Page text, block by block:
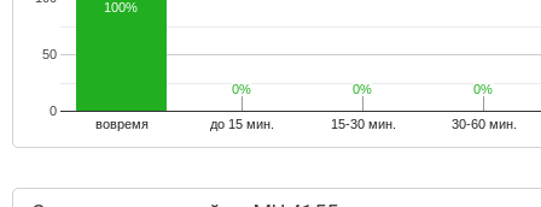
вовремя до 15 мин. 15-30 мин. 30-60 мин.
0
50
100%
0%
0% 0%
0% 0%
0%